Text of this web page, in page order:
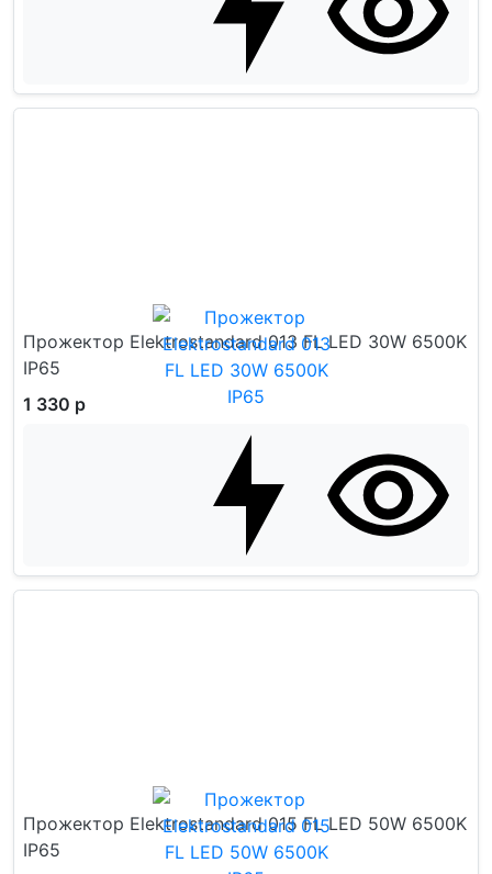
Прожектор Elektrostandard 013 FL LED 30W 6500K
IP65
1 330 р
Прожектор Elektrostandard 015 FL LED 50W 6500K
IP65